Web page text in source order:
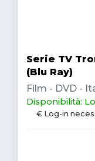
Serie TV
(Blu Ray)
Film - DVD -
Disponibilità:
€ Log-in